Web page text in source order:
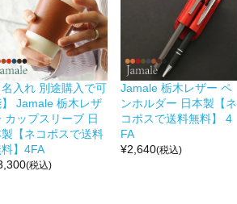
入れ 別途購入で可
Jamale 栃木レザ
カップスリーブ 日
【ネコポスで送料
】4FA
(税込)
Jamale 栃木レザー ペ
ンホルダー 日本製【ネ
コポスで送料無料】 4
FA
¥2,640(税込)